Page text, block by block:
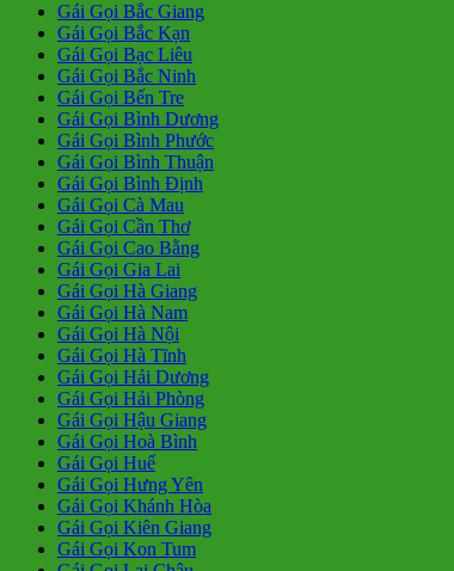
Gái Gọi Bắc Giang
Gái Gọi Bắc Kạn
Gái Gọi Bạc Liêu
Gái Gọi Bắc Ninh
Gái Gọi Bến Tre
Gái Gọi Bình Dương
Gái Gọi Bình Phước
Gái Gọi Bình Thuận
Gái Gọi Bình Định
Gái Gọi Cà Mau
Gái Gọi Cần Thơ
Gái Gọi Cao Bằng
Gái Gọi Gia Lai
Gái Gọi Hà Giang
Gái Gọi Hà Nam
Gái Gọi Hà Nội
Gái Gọi Hà Tĩnh
Gái Gọi Hải Dương
Gái Gọi Hải Phòng
Gái Gọi Hậu Giang
Gái Gọi Hoà Bình
Gái Gọi Huế
Gái Gọi Hưng Yên
Gái Gọi Khánh Hòa
Gái Gọi Kiên Giang
Gái Gọi Kon Tum